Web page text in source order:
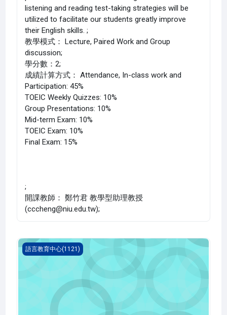
listening and reading test-taking strategies will be
utilized to facilitate our students greatly improve
their English skills. ;
教學模式： Lecture, Paired Work and Group
discussion;
學分數：2;
成績計算方式： Attendance, In-class work and
Participation: 45%
TOEIC Weekly Quizzes: 10%
Group Presentations: 10%
Mid-term Exam: 10%
TOEIC Exam: 10%
Final Exam: 15%
;
開課教師： 鄭竹君 教學型助理教授
(cccheng@niu.edu.tw);
英文 一(1121_G5LC000035Q)
語言教育中心(1121)